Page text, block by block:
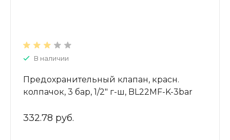
В наличии
Предохранительный клапан, красн.
колпачок, 3 бар, 1/2" г-ш, BL22MF-K-3bar
332.78 руб.